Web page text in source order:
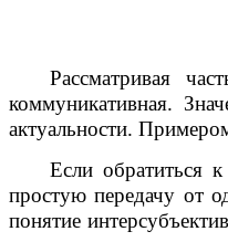
Рассматривая
коммуникативная.
актуальности.
Если обратиться
простую передачу от
понятие